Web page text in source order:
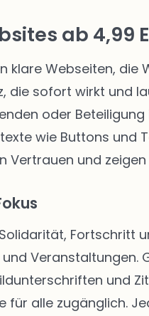
ab 4,99
Webseiten, die
die sofort wirkt und
oder
wie Buttons
Vertrauen und zeigen
und
für alle zugänglich.